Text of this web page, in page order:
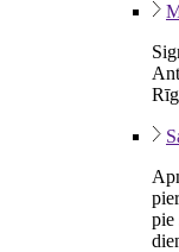
pie